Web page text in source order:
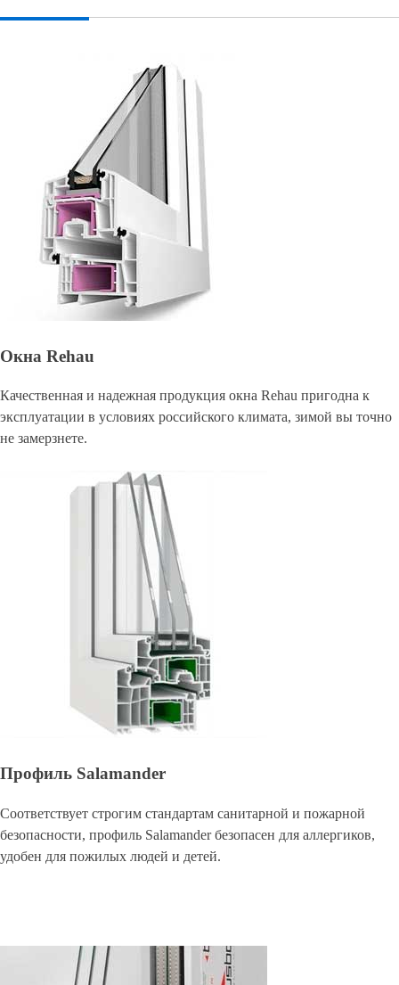
Окна Rehau
Качественная и надежная продукция окна Rehau пригодна к
эксплуатации в условиях российского климата, зимой вы точно
не замерзнете.
Профиль Salamander
Соответствует строгим стандартам санитарной и пожарной
безопасности, профиль Salamander безопасен для аллергиков,
удобен для пожилых людей и детей.